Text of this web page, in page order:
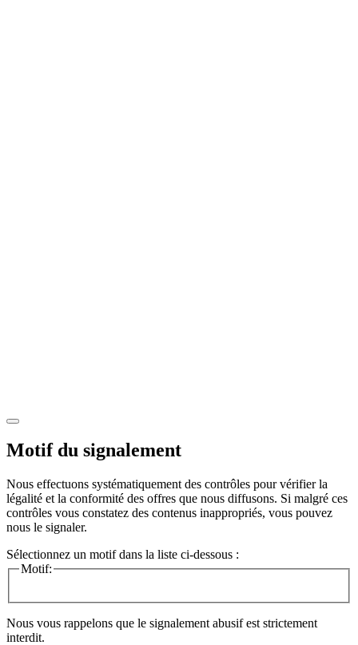
Motif du signalement
Nous effectuons systématiquement des contrôles pour vérifier la
légalité et la conformité des offres que nous diffusons. Si malgré ces
contrôles vous constatez des contenus inappropriés, vous pouvez
nous le signaler.
Sélectionnez un motif dans la liste ci-dessous :
Motif:
Nous vous rappelons que le signalement abusif est strictement
interdit.